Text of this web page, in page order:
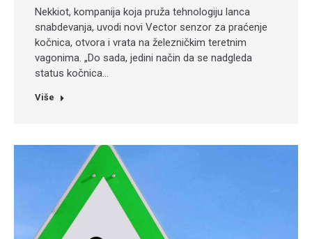
Nekkiot, kompanija koja pruža tehnologiju lanca
snabdevanja, uvodi novi Vector senzor za praćenje
kočnica, otvora i vrata na železničkim teretnim
vagonima. „Do sada, jedini način da se nadgleda
status kočnica…
Više